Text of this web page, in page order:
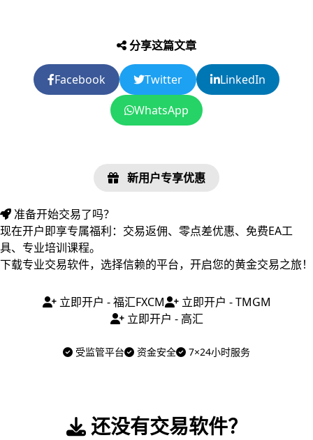
分享这篇文章
Facebook Twitter
LinkedIn
WhatsApp
新用户专享优惠
准备开始交易了吗？
现在开户即享专属福利：交易返佣、零点差优惠、免费EA工
具、专业培训课程。
下载专业交易软件，选择信赖的平台，开启您的黄金交易之旅！
立即开户 - 福汇FXCM
立即开户 - TMGM
立即开户 - 高汇
受监管平台 资金安全 7×24小时服务
还没有交易软件？